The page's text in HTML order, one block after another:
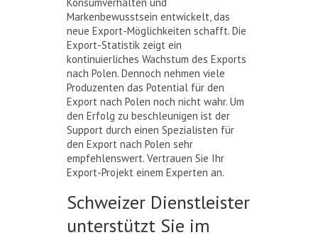
Markenbewusstsein entwickelt, das
neue Export-Möglichkeiten schafft. Die
Export-Statistik zeigt ein
kontinuierliches Wachstum des Exports
nach Polen. Dennoch nehmen viele
Produzenten das Potential für den
Export nach Polen noch nicht wahr. Um
den Erfolg zu beschleunigen ist der
Support durch einen Spezialisten für
den Export nach Polen sehr
empfehlenswert. Vertrauen Sie Ihr
Export-Projekt einem Experten an.
Schweizer Dienstleister
unterstützt Sie im